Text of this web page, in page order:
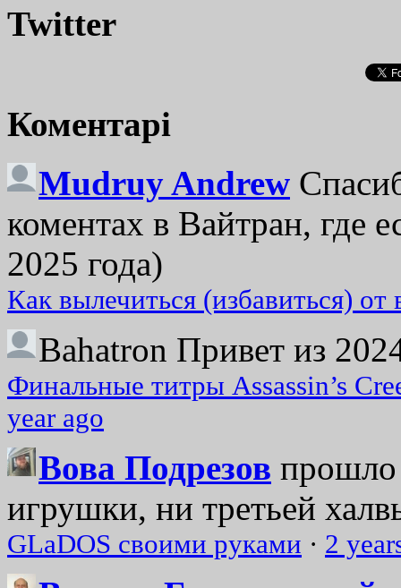
Twitter
Коментарі
Mudruy Andrew
коментах в Вайтран, где
2025 года)
Как вылечиться (избавиться)
Bahatron Привет из
Финальные титры Assassin’s
year ago
Вова Подрезов прошло
игрушки, ни третьей
GLaDOS своими руками · 2